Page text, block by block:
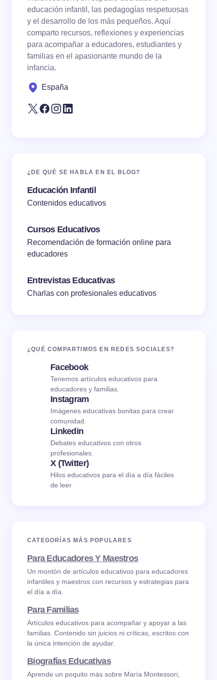
Save my name and email in this browser for the
educación infantil, las pedagogías respetuosas
y el desarrollo de los más pequeños. Aquí
comparto recursos, reflexiones y experiencias
para acompañar a educadores, estudiantes y
familias en el apasionante mundo de la
infancia.
España
¿DE QUÉ SE HABLA EN EL BLOG?
Educación Infantil
Contenidos educativos
Cursos Educativos
Recomendación de formación online para
educadores
Entrevistas Educativas
Charlas con profesionales educativos
¿QUÉ COMPARTIMOS EN REDES SOCIALES?
Facebook
Tenemos artículos educativos para
educadores y familias.
Instagram
Imágenes educativas bonitas para crear
comunidad.
Linkedin
Debates educativos con otros
profesionales.
X (Twitter)
Hilos educativos para el día a día fáciles
de leer
CATEGORÍAS MÁS POPULARES
Para Educadores Y Maestros
Un montón de artículos educativos para educadores
infantiles y maestros con recursos y estrategias para
el día a día.
Para Familias
Artículos educativos para acompañar y apoyar a las
familias. Contenido sin juicios ni críticas, escritos con
la única intención de ayudar.
Biografías Educativas
Aprende un poquito más sobre María Montessori,